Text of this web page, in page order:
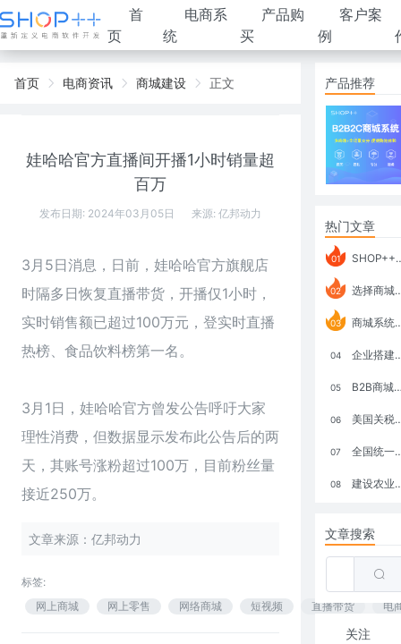
首
页
电商系
统
产品购
买
客户案
例
首页 电商资讯 商城建设 正文
娃哈哈官方直播间开播1小时销量超
百万
发布日期: 2024年03月05日 来源: 亿邦动力
3月5日消息，日前，娃哈哈官方旗舰店
时隔多日恢复直播带货，开播仅1小时，
实时销售额已超过100万元，登实时直播
热榜、食品饮料榜第一名。
3月1日，娃哈哈官方曾发公告呼吁大家
理性消费，但数据显示发布此公告后的两
天，其账号涨粉超过100万，目前粉丝量
接近250万。
文章来源：亿邦动力
标签:
网上商城
网上零售 网络商城 短视频 直播带货 电
产品推荐
热门文章
01 SHOP++ B2B2C V9.1 全新发布 新亮点
02 选择商城系统要考虑哪些问题？
03 商城系统如何打通跨境电商模式？
04 企业搭建积分商城系统要注意什么？
05 B2B商城系统搭建：开发语言、功能、优势分析
06 美国关税政策冲击全球电商格局：五大类平台受重创，转型与自救成关键
07 全国统一大市场：电商如何掘金新蓝海？
08 建设农业强国，网上商城来助力！
文章搜索
关注